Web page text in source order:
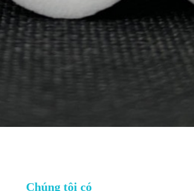
Chúng tôi có